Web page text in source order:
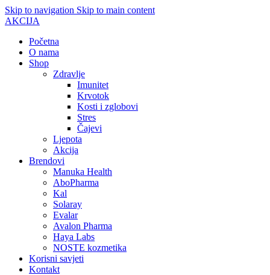
Skip to navigation Skip to main content
AKCIJA
Početna
O nama
Shop
Zdravlje
Imunitet
Krvotok
Kosti i zglobovi
Stres
Čajevi
Ljepota
Akcija
Brendovi
Manuka Health
AboPharma
Kal
Solaray
Evalar
Avalon Pharma
Haya Labs
NOSTE kozmetika
Korisni savjeti
Kontakt